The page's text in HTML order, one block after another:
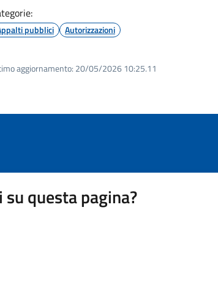
pubblici Autorizzazioni
aggiornamento: 20/05/2026 10:25.11
questa pagina?